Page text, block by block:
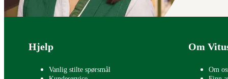
Bunntekst
Hjelp
Vanlig stilte spørsmål
Om
Om